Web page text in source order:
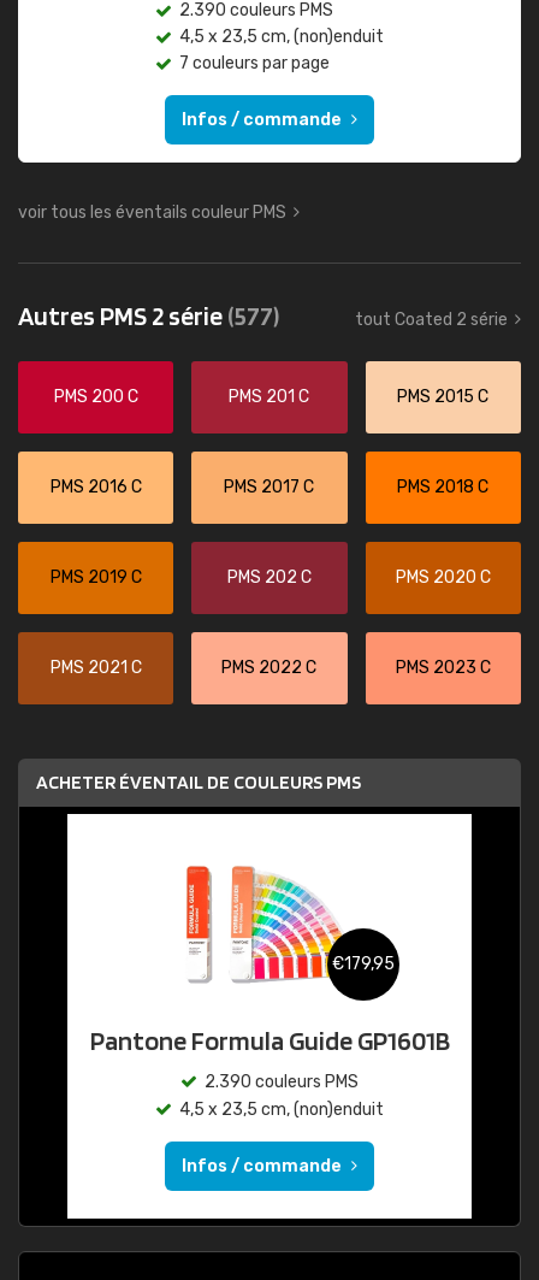
2.390 couleurs PMS
4,5 x 23,5 cm, (non)enduit
7 couleurs par page
Infos / commande
voir tous les éventails couleur PMS
Autres PMS 2 série(577) tout Coated 2 série
PMS 200 C PMS 201 C PMS 2015 C
PMS 2016 C PMS 2017 C PMS 2018 C
PMS 2019 C PMS 202 C PMS 2020 C
PMS 2021 C PMS 2022 C PMS 2023 C
ACHETER ÉVENTAIL DE COULEURS PMS
€179,95
Pantone Formula Guide GP1601B
2.390 couleurs PMS
4,5 x 23,5 cm, (non)enduit
Infos / commande